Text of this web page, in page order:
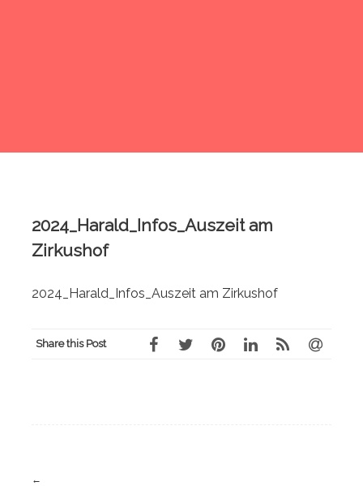
2024_Harald_Infos_Auszeit am
Zirkushof
2024_Harald_Infos_Auszeit am Zirkushof
Share this Post
←